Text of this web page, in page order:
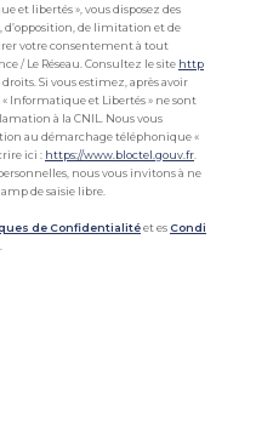
et libertés », vous disposez des
d’opposition, de limitation et de
votre consentement à tout
/ Le Réseau. Consultez le site http
Si vous estimez, après avoir
Informatique et Libertés » ne sont
à la CNIL. Nous vous
au démarchage téléphonique «
ici : https://www.bloctel.gouv.fr
nous vous invitons à ne
de saisie libre.
de Confidentialitéet es Condi